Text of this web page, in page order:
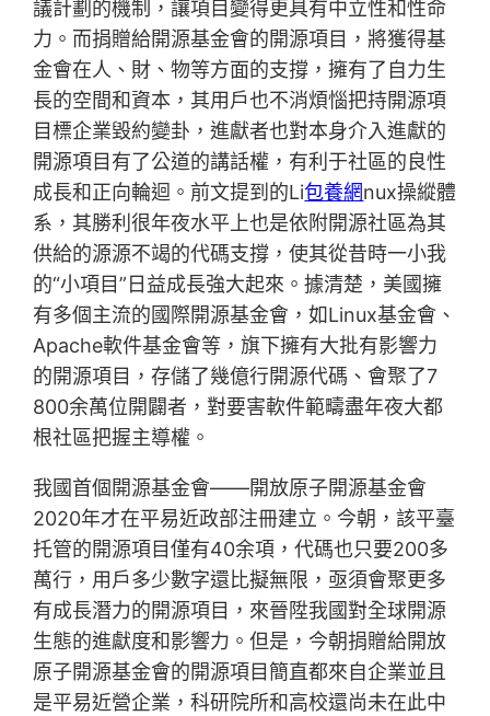
議計劃的機制，讓項目變得更具有中立性和性命
力。而捐贈給開源基金會的開源項目，將獲得基
金會在人、財、物等方面的支撐，擁有了自力生
長的空間和資本，其用戶也不消煩惱把持開源項
目標企業毀約變卦，進獻者也對本身介入進獻的
開源項目有了公道的講話權，有利于社區的良性
成長和正向輪迴。前文提到的Li包養網nux操縱體
系，其勝利很年夜水平上也是依附開源社區為其
供給的源源不竭的代碼支撐，使其從昔時一小我
的“小項目”日益成長強大起來。據清楚，美國擁
有多個主流的國際開源基金會，如Linux基金會、
Apache軟件基金會等，旗下擁有大批有影響力
的開源項目，存儲了幾億行開源代碼、會聚了7
800余萬位開闢者，對要害軟件範疇盡年夜大都
根社區把握主導權。
我國首個開源基金會——開放原子開源基金會
2020年才在平易近政部注冊建立。今朝，該平臺
托管的開源項目僅有40余項，代碼也只要200多
萬行，用戶多少數字還比擬無限，亟須會聚更多
有成長潛力的開源項目，來晉陞我國對全球開源
生態的進獻度和影響力。但是，今朝捐贈給開放
原子開源基金會的開源項目簡直都來自企業並且
是平易近營企業，科研院所和高校還尚未在此中